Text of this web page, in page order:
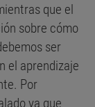
que el
sobre cómo
ser
el aprendizaje
Por
ya que